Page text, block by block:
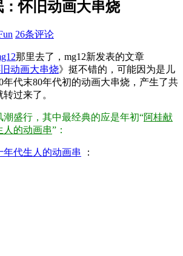
怀旧动画大串烧
26条评论
那里去了，mg12新发表的文章
动画大串烧》挺不错的，可能因为是儿
年代末80年代初的动画大串烧，产生了共
过来了。
盛行，其中最经典的应是年初“阿桂献
人的动画串”：
年代生人的动画串 ：